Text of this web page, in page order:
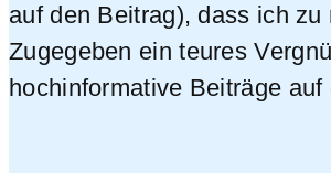
auf den Beitrag), dass ich
Zugegeben ein teures
hochinformative Beiträge